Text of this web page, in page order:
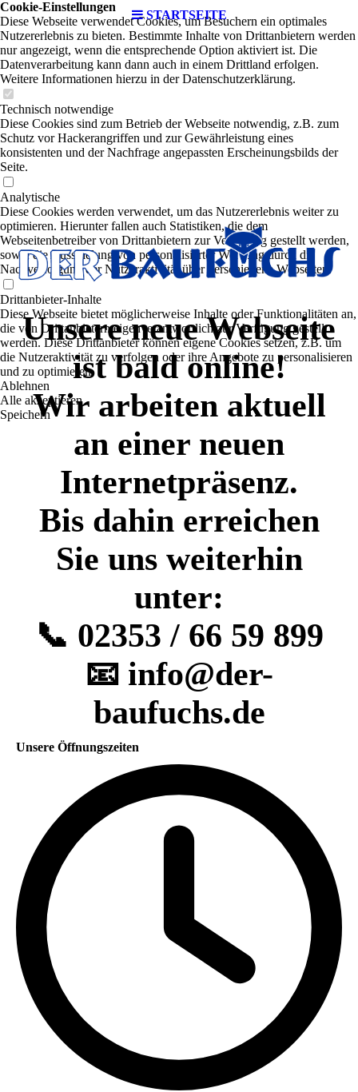
STARTSEITE
Unsere neue Webseite
ist bald online!
Wir arbeiten aktuell
an einer neuen
Internetpräsenz.
Bis dahin erreichen
Sie uns weiterhin
unter:
📞 02353 / 66 59 899
📧 info@der-
baufuchs.de
Unsere Öffnungszeiten
Cookie-Einstellungen
Diese Webseite verwendet Cookies, um Besuchern ein optimales
Nutzererlebnis zu bieten. Bestimmte Inhalte von Drittanbietern werden
nur angezeigt, wenn die entsprechende Option aktiviert ist. Die
Datenverarbeitung kann dann auch in einem Drittland erfolgen.
Weitere Informationen hierzu in der Datenschutzerklärung.
Technisch notwendige
Diese Cookies sind zum Betrieb der Webseite notwendig, z.B. zum
Schutz vor Hackerangriffen und zur Gewährleistung eines
konsistenten und der Nachfrage angepassten Erscheinungsbilds der
Seite.
Analytische
Diese Cookies werden verwendet, um das Nutzererlebnis weiter zu
optimieren. Hierunter fallen auch Statistiken, die dem
Webseitenbetreiber von Drittanbietern zur Verfügung gestellt werden,
sowie die Ausspielung von personalisierter Werbung durch die
Nachverfolgung der Nutzeraktivität über verschiedene Webseiten.
Drittanbieter-Inhalte
Diese Webseite bietet möglicherweise Inhalte oder Funktionalitäten an,
die von Drittanbietern eigenverantwortlich zur Verfügung gestellt
werden. Diese Drittanbieter können eigene Cookies setzen, z.B. um
die Nutzeraktivität zu verfolgen oder ihre Angebote zu personalisieren
und zu optimieren.
Ablehnen
Alle akzeptieren
Speichern